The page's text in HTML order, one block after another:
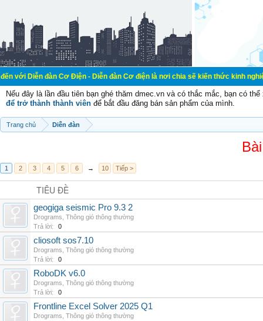
đàn Cơ Điện - Diễn đàn Cơ điện là nơi chia sẽ kiến thức kinh nghiệm trong
Nếu đây là lần đầu tiên bạn ghé thăm dmec.vn và có thắc mắc, bạn có
để trở thành thành viên để bắt đầu đăng bán sản phẩm của mình.
Trang chủ Diễn đàn
1 2 3 4 5 6 → 10 Tiếp >
TIÊU ĐỀ
geogiga seismic Pro 9.3 2
Drograms Thông gió thông thường
Trả lời:
0
cliosoft sos7.10
Drograms Thông gió thông thường
Trả lời:
0
RoboDK v6.0
Drograms Thông gió thông thường
Trả lời:
0
Frontline Excel Solver 2025 Q1
Drograms Thông gió thông thường